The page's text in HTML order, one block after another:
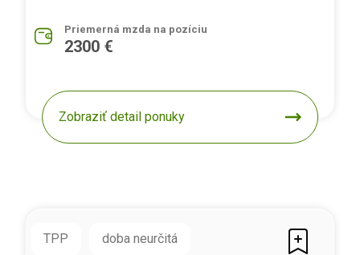
Priemerná mzda na pozíciu
2300 €
Zobraziť detail ponuky
TPP doba neurčitá